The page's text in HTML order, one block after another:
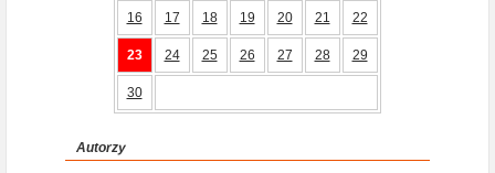
16 17 18 19 20 21 22
23 24 25 26 27 28 29
30
Autorzy